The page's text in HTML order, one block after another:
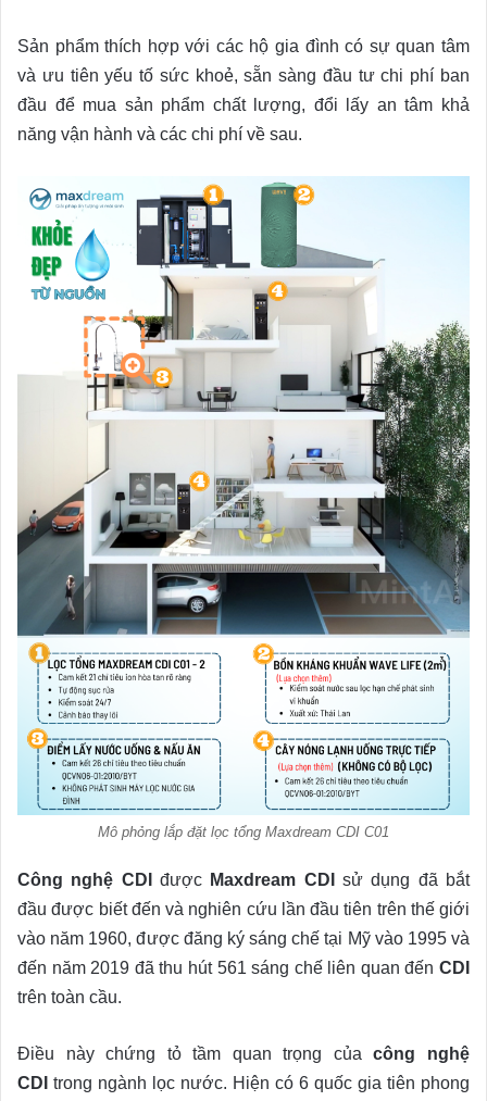
Sản phẩm thích hợp với các hộ gia đình có sự quan tâm
và ưu tiên yếu tố sức khoẻ, sẵn sàng đầu tư chi phí ban
đầu để mua sản phẩm chất lượng, đổi lấy an tâm khả
năng vận hành và các chi phí về sau.
Mô phỏng lắp đặt lọc tổng Maxdream CDI C01
Công nghệ CDI được Maxdream CDI
sử dụng đã bắt
đầu được biết đến và nghiên cứu lần đầu tiên trên thế giới
vào năm 1960, được đăng ký sáng chế tại Mỹ vào 1995 và
đến năm 2019 đã thu hút 561 sáng chế liên quan đến CDI
trên toàn cầu.
Điều này chứng tỏ tầm quan trọng củacông nghệ
CDI trong ngành lọc nước. Hiện có 6 quốc gia tiên phong